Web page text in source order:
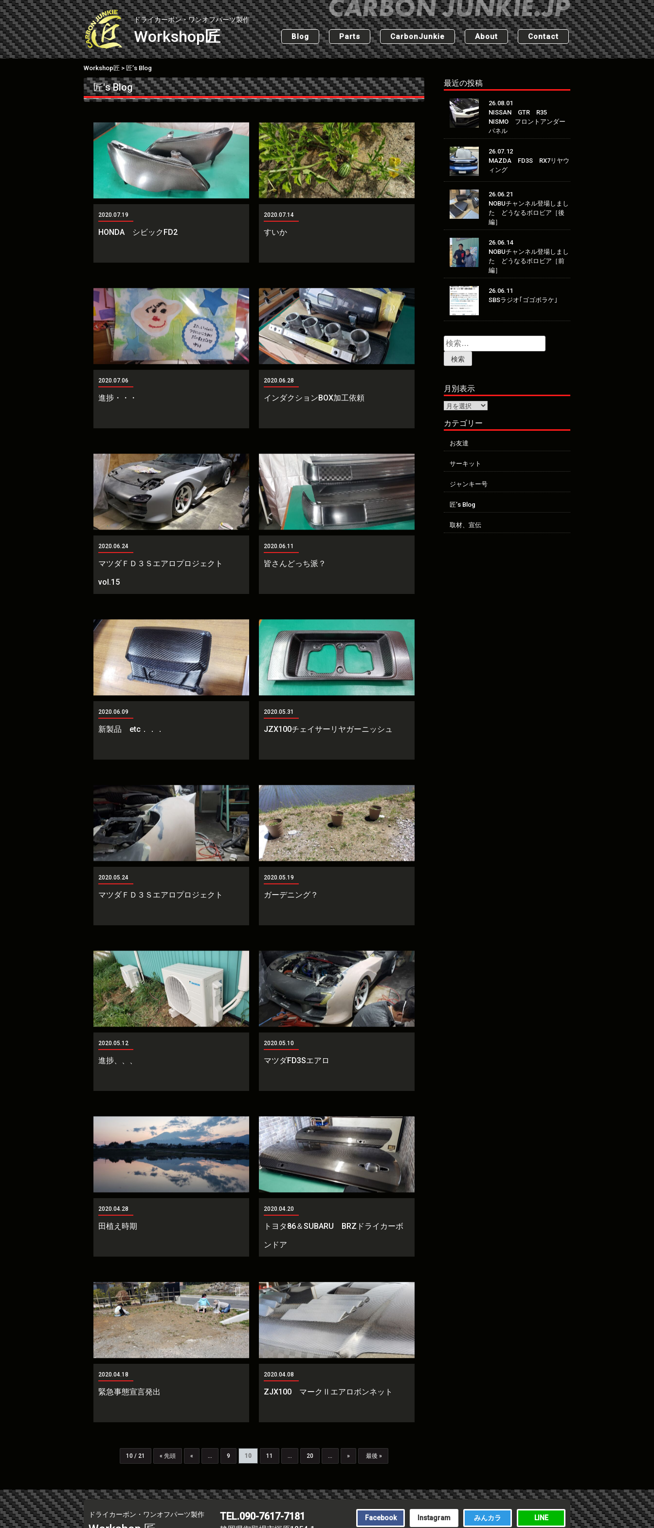
Skip
to
content
ドライカーボン・ワンオフパーツ製作
Workshop匠 Blog Parts CarbonJunkie About Contact
Workshop匠 > 匠’s Blog
匠's Blog
2020.07.19
HONDA シビックFD2
2020.07.14
すいか
2020.07.06
進捗・・・
2020.06.28
インダクションBOX加工依頼
2020.06.24
マツダＦＤ３Ｓエアロプロジェクト
vol.15
2020.06.11
皆さんどっち派？
2020.06.09
新製品 etc．．．
2020.05.31
JZX100チェイサーリヤガーニッシュ
2020.05.24
マツダＦＤ３Ｓエアロプロジェクト
2020.05.19
ガーデニング？
2020.05.12
進捗、、、
2020.05.10
マツダFD3Sエアロ
2020.04.28
田植え時期
2020.04.20
トヨタ86＆SUBARU BRZドライカーボ
ンドア
2020.04.18
緊急事態宣言発出
2020.04.08
ZJX100 マークⅡエアロボンネット
10 / 21 « 先頭 « ... 9 10 11 ... 20 ... » 最後 »
最近の投稿
26.08.01
NISSAN GTR R35
NISMO フロントアンダー
パネル
26.07.12
MAZDA FD3S RX7リヤウ
ィング
26.06.21
NOBUチャンネル登場しまし
た どうなるボロビア［後
編］
26.06.14
NOBUチャンネル登場しまし
た どうなるボロビア［前
編］
26.06.11
SBSラジオ｢ゴゴボラケ｣
検
索:
月別表示
月
別
示カテゴリー
お友達
サーキット
ジャンキー号
匠’s Blog
取材、宣伝
ドライカーボン・ワンオフパーツ製作 TEL.090-7617-7181 Facebook Instagram みんカラ LINE